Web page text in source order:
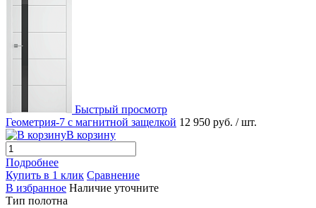
Быстрый просмотр
Геометрия-7 с магнитной защелкой 12 950 руб. / шт.
В корзину
Подробнее
Купить в 1 клик Сравнение
В избранное Наличие уточните
Тип полотна